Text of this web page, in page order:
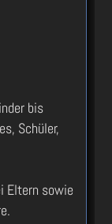
bis
Schüler,
Eltern sowie